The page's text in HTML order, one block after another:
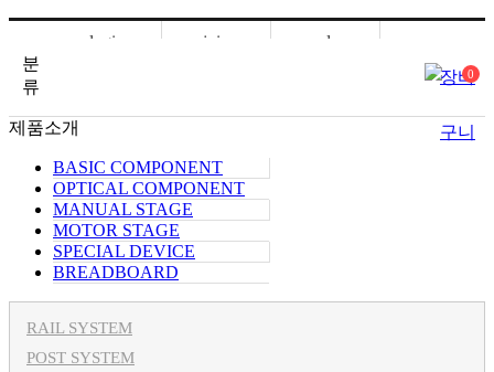
login join order
분
류
장바
구니
0
제품소개
BASIC COMPONENT
OPTICAL COMPONENT
MANUAL STAGE
MOTOR STAGE
SPECIAL DEVICE
BREADBOARD
RAIL SYSTEM
POST SYSTEM